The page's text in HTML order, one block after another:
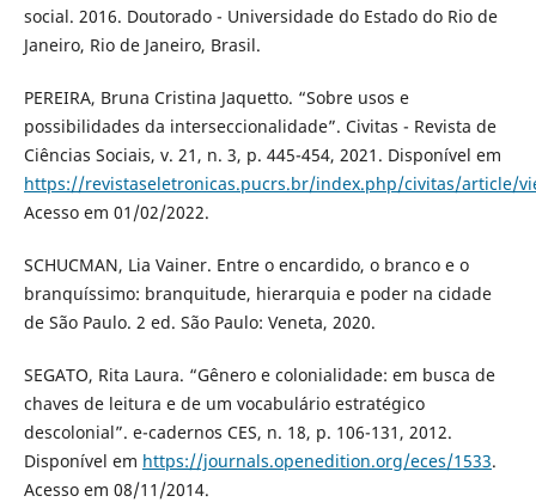
social. 2016. Doutorado - Universidade do Estado do Rio de
Janeiro, Rio de Janeiro, Brasil.
PEREIRA, Bruna Cristina Jaquetto. “Sobre usos e
possibilidades da interseccionalidade”. Civitas - Revista de
Ciências Sociais, v. 21, n. 3, p. 445-454, 2021. Disponível em
https://revistaseletronicas.pucrs.br/index.php/civitas/article/
Acesso em 01/02/2022.
SCHUCMAN, Lia Vainer. Entre o encardido, o branco e o
branquíssimo: branquitude, hierarquia e poder na cidade
de São Paulo. 2 ed. São Paulo: Veneta, 2020.
SEGATO, Rita Laura. “Gênero e colonialidade: em busca de
chaves de leitura e de um vocabulário estratégico
descolonial”. e-cadernos CES, n. 18, p. 106-131, 2012.
Disponível em https://journals.openedition.org/eces/1533.
Acesso em 08/11/2014.